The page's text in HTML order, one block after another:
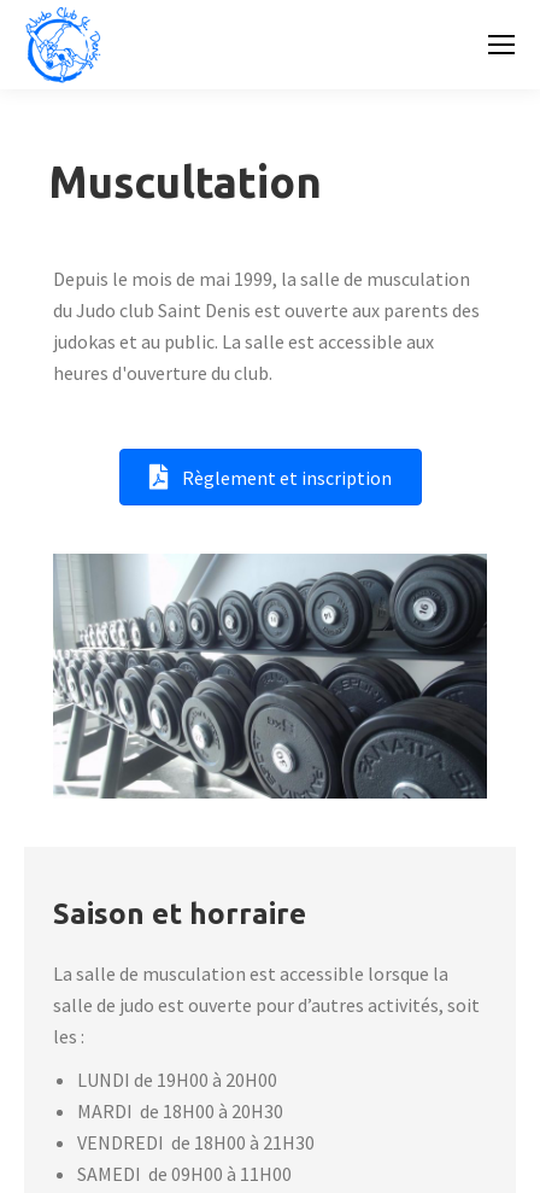
Muscultation
Depuis le mois de mai 1999, la salle de musculation
du Judo club Saint Denis est ouverte aux parents des
judokas et au public. La salle est accessible aux
heures d'ouverture du club.
Règlement et inscription
Saison et horraire
La salle de musculation est accessible lorsque la
salle de judo est ouverte pour d’autres activités, soit
les :
LUNDI de 19H00 à 20H00
MARDI de 18H00 à 20H30
VENDREDI de 18H00 à 21H30
SAMEDI de 09H00 à 11H00